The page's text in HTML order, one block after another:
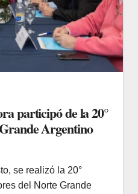
participó de la 20°
Argentino
se realizó la 20°
del Norte Grande